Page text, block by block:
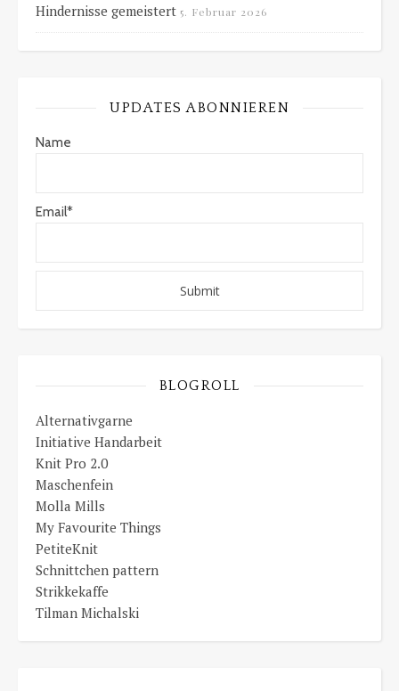
Hindernisse gemeistert 5. Februar 2026
UPDATES ABONNIEREN
Name
Email*
BLOGROLL
Alternativgarne
Initiative Handarbeit
Knit Pro 2.0
Maschenfein
Molla Mills
My Favourite Things
PetiteKnit
Schnittchen pattern
Strikkekaffe
Tilman Michalski